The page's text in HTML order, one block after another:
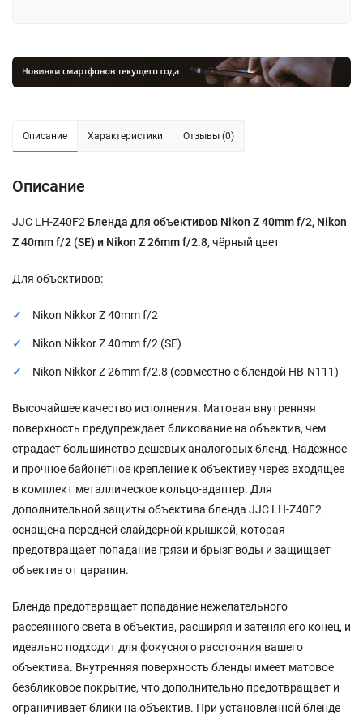
Описание Характеристики Отзывы (0)
Описание
JJC LH-Z40F2 Бленда для объективов Nikon Z 40mm f/2, Nikon
Z 40mm f/2 (SE) и Nikon Z 26mm f/2.8, чёрный цвет
Для объективов:
Nikon Nikkor Z 40mm f/2
Nikon Nikkor Z 40mm f/2 (SE)
Nikon Nikkor Z 26mm f/2.8 (совместно с блендой HB-N111)
Высочайшее качество исполнения. Матовая внутренняя
поверхность предупреждает бликование на объектив, чем
страдает большинство дешевых аналоговых бленд. Надёжное
и прочное байонетное крепление к объективу через входящее
в комплект металлическое кольцо-адаптер. Для
дополнительной защиты объектива бленда JJC LH-Z40F2
оснащена передней слайдерной крышкой, которая
предотвращает попадание грязи и брызг воды и защищает
объектив от царапин.
Бленда предотвращает попадание нежелательного
рассеянного света в объектив, расширяя и затеняя его конец, и
идеально подходит для фокусного расстояния вашего
объектива. Внутренняя поверхность бленды имеет матовое
безбликовое покрытие, что дополнительно предотвращает и
ограничивает блики на объектив. При установленной бленде